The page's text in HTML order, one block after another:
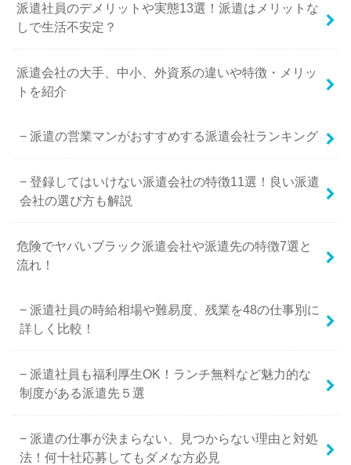
派遣社員のデメリットや実態13選！派遣はメリットな
しで生活不安定？
派遣会社の大手、中小、外資系の違いや特徴・メリッ
トを紹介
派遣の営業マンがおすすめする派遣会社ランキング
登録してはいけない派遣会社の特徴11選！良い派遣
会社の選び方も解説
危険でヤバいブラック派遣会社や派遣先の特徴7選と
流れ！
派遣社員の時給相場や難易度、残業を48の仕事別に
詳しく比較！
派遣社員も福利厚生OK！ランチ無料など魅力的な
制度がある派遣先５選
派遣の仕事が決まらない、見つからない理由と対処
法！何十社応募してもダメな方必見